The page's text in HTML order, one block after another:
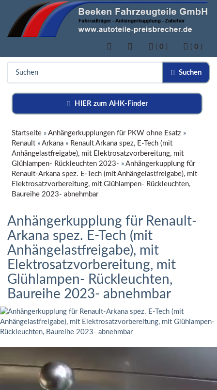
( 0 ) ( 0 )
Suchen
HIER zum AHK-Finder
Startseite » Anhängerkupplungen für PKW ohne Esatz »
Renault » Arkana » Renault Arkana spez, E-Tech (mit
Anhängelastfreigabe), mit Elektrosatzvorbereitung, mit
Glühlampen- Rückleuchten 2023- » Anhängerkupplung für
Renault-Arkana spez. E-Tech (mit Anhängelastfreigabe), mit
Elektrosatzvorbereitung, mit Glühlampen- Rückleuchten,
Baureihe 2023- abnehmbar
Anhängerkupplung für Renault-
Arkana spez. E-Tech (mit
Anhängelastfreigabe), mit
Elektrosatzvorbereitung, mit
Glühlampen- Rückleuchten,
Baureihe 2023- abnehmbar